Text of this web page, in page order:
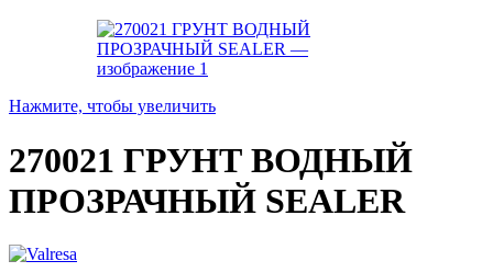
Нажмите, чтобы увеличить
270021 ГРУНТ ВОДНЫЙ
ПРОЗРАЧНЫЙ SEALER